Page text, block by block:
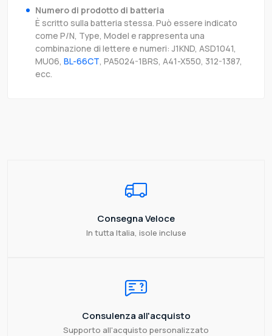
Numero di prodotto di batteria
È scritto sulla batteria stessa. Può essere indicato
come P/N, Type, Model e rappresenta una
combinazione di lettere e numeri: J1KND, ASD1041,
MU06, BL-66CT, PA5024-1BRS, A41-X550, 312-1387,
ecc.
Consegna Veloce
In tutta Italia, isole incluse
Consulenza all'acquisto
Supporto all'acquisto personalizzato